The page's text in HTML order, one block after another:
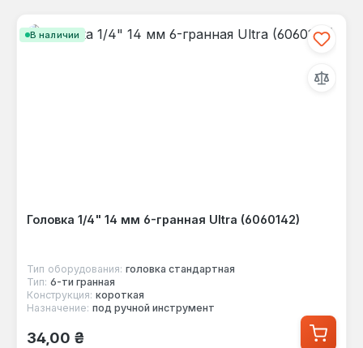
В наличии
Головка 1/4" 14 мм 6-гранная Ultra (6060142)
Тип оборудования: головка стандартная
Тип: 6-ти гранная
Конструкция: короткая
Назначение: под ручной инструмент
Обычная цена:
34,00 ₴